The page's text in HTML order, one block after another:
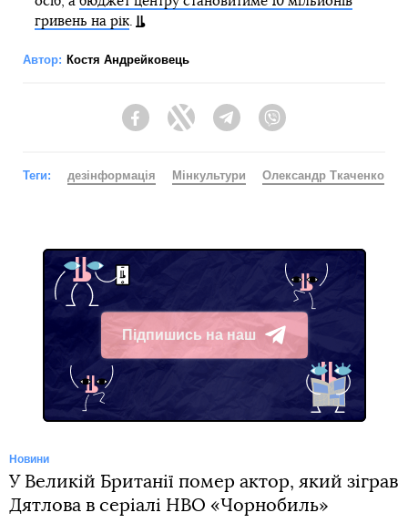
гривень на рік.
Автор: Костя Андрейковець
FacebookTwitter Telegram
Теги: дезінформація Мінкультури Олександр Ткаченко
Підпишись на наш
Telegram
Новини
У Великій Британії помер актор, який зіграв
Дятлова в серіалі HBO «Чорнобиль»